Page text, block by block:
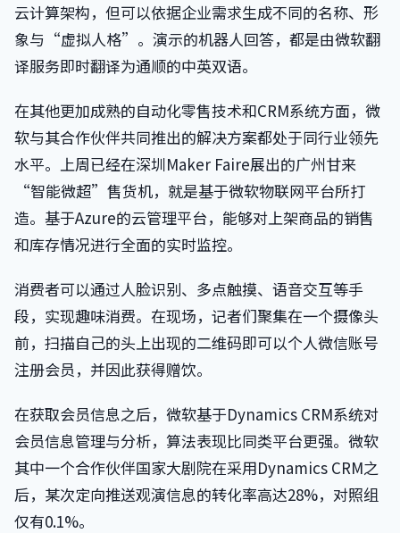
云计算架构，但可以依据企业需求生成不同的名称、形
象与“虚拟人格”。演示的机器人回答，都是由微软翻
译服务即时翻译为通顺的中英双语。
在其他更加成熟的自动化零售技术和CRM系统方面，微
软与其合作伙伴共同推出的解决方案都处于同行业领先
水平。上周已经在深圳Maker Faire展出的广州甘来
“智能微超”售货机，就是基于微软物联网平台所打
造。基于Azure的云管理平台，能够对上架商品的销售
和库存情况进行全面的实时监控。
消费者可以通过人脸识别、多点触摸、语音交互等手
段，实现趣味消费。在现场，记者们聚集在一个摄像头
前，扫描自己的头上出现的二维码即可以个人微信账号
注册会员，并因此获得赠饮。
在获取会员信息之后，微软基于Dynamics CRM系统对
会员信息管理与分析，算法表现比同类平台更强。微软
其中一个合作伙伴国家大剧院在采用Dynamics CRM之
后，某次定向推送观演信息的转化率高达28%，对照组
仅有0.1%。